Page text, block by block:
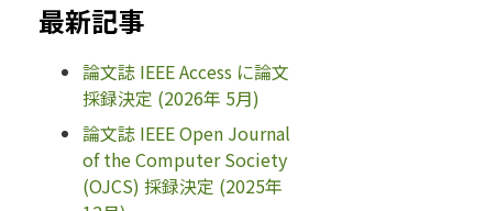
最新記事
論文誌 IEEE Access に論文
採録決定 (2026年 5月)
論文誌 IEEE Open Journal
of the Computer Society
(OJCS) 採録決定 (2025年